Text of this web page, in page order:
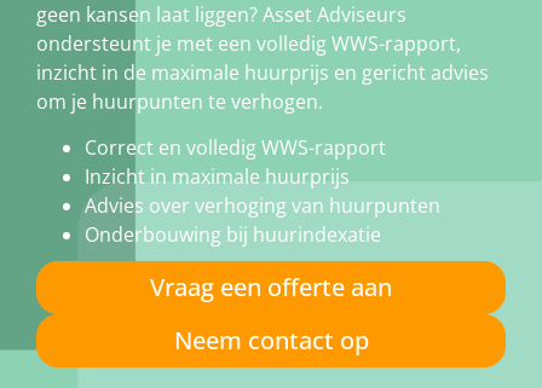
geen kansen laat liggen? Asset Adviseurs
ondersteunt je met een volledig WWS-rapport,
inzicht in de maximale huurprijs en gericht advies
om je huurpunten te verhogen.
Correct en volledig WWS-rapport
Inzicht in maximale huurprijs
Advies over verhoging van huurpunten
Onderbouwing bij huurindexatie
Vraag een offerte aan
Neem contact op